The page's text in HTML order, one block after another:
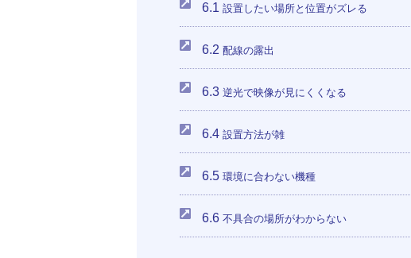
6.1 設置したい場所と位置がズレる
6.2 配線の露出
6.3 逆光で映像が見にくくなる
6.4 設置方法が雑
6.5 環境に合わない機種
6.6 不具合の場所がわからない